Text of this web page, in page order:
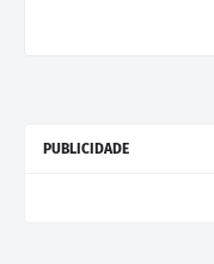
PUBLICIDADE